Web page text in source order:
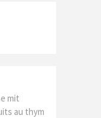
mit
au thym